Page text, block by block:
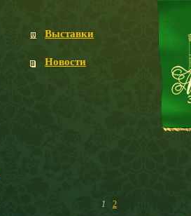
Выставки
Новости
1 2